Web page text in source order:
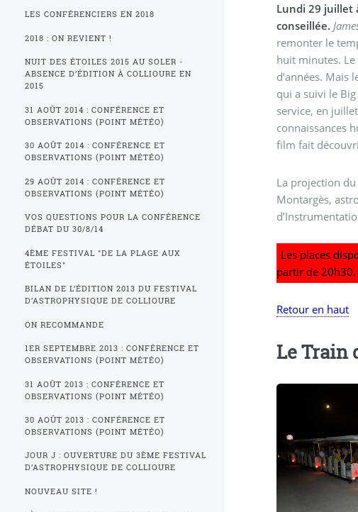
Lundi 29 juillet
conseillée.
remonter le
huit minutes.
d’années. Mais
qui a suivi le
service, en
connaissances
film fait
La projection du
Montargès,
Les places
partir de 20h30.
Retour en haut
Le Train
LES CONFÉRENCIERS EN 2018
2018 : ON REVIENT !
NUIT DES ÉTOILES 2015 AU SOLER -
ABSENCE D’ÉDITION À COLLIOURE EN
2015
31 AOÛT 2014 : CONFÉRENCE ET
OBSERVATIONS (POINT MÉTÉO)
30 AOÛT 2014 : CONFÉRENCE ET
OBSERVATIONS (POINT MÉTÉO)
29 AOÛT 2014 : CONFÉRENCE ET
OBSERVATIONS (POINT MÉTÉO)
VOS QUESTIONS POUR LA CONFÉRENCE
DÉBAT DU 30/8/14
4ÈME FESTIVAL "DE LA PLAGE AUX
ÉTOILES"
BILAN DE L’ÉDITION 2013 DU FESTIVAL
D’ASTROPHYSIQUE DE COLLIOURE
ON RECOMMANDE
1ER SEPTEMBRE 2013 : CONFÉRENCE ET
OBSERVATIONS (POINT MÉTÉO)
31 AOÛT 2013 : CONFÉRENCE ET
OBSERVATIONS (POINT MÉTÉO)
30 AOÛT 2013 : CONFÉRENCE ET
OBSERVATIONS (POINT MÉTÉO)
JOUR J : OUVERTURE DU 3ÈME FESTIVAL
D’ASTROPHYSIQUE DE COLLIOURE
NOUVEAU SITE !